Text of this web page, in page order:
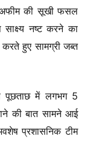
अफीम की सूखी फसल
साक्ष्य नष्ट करने का
हुए सामग्री जब्त
पूछताछ में लगभग 5
की बात सामने आई
प्रशासनिक टीम